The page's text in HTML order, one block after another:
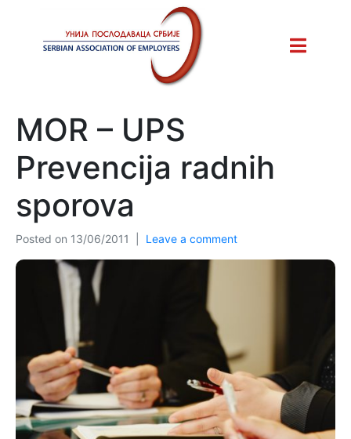
MOR – UPS
Prevencija radnih
sporova
Posted on 13/06/2011 Leave a comment